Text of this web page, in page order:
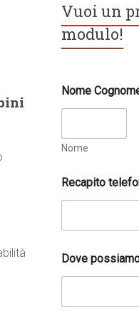
Vuoi un
modulo!
Nome
Nome
Recapito
e
l
f
Dove